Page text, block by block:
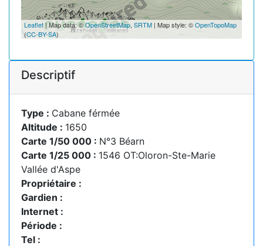
Leaflet| Map data: ©OpenStreetMap, SRTM | Map style: ©OpenTopoMap
(CC-BY-SA)
Descriptif
Type : Cabane férmée
Altitude : 1650
Carte 1/50 000 : N°3 Béarn
Carte 1/25 000 : 1546 OT:Oloron-Ste-Marie
Vallée d'Aspe
Propriétaire :
Gardien :
Internet :
Période :
Tel :